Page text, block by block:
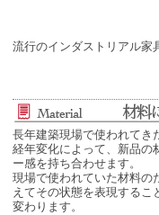
流行のインダストリアル家
長年建築現場で使われてき
経年変化によって、新品の
ー感を持ち合わせます。
現場で使われていた材料の
えてその状態を表現する
変わります。